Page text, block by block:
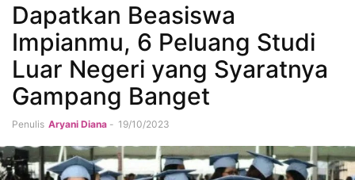
Dapatkan Beasiswa
Impianmu, 6 Peluang Studi
Luar Negeri yang Syaratnya
Gampang Banget
Penulis Aryani Diana - 19/10/2023